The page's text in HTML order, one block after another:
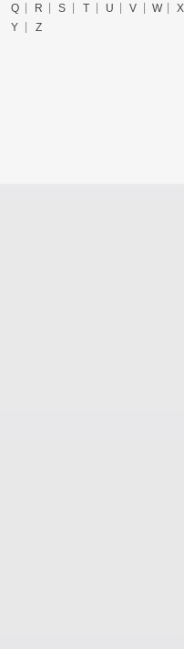
Q
R S T U V W
X
Y
Z